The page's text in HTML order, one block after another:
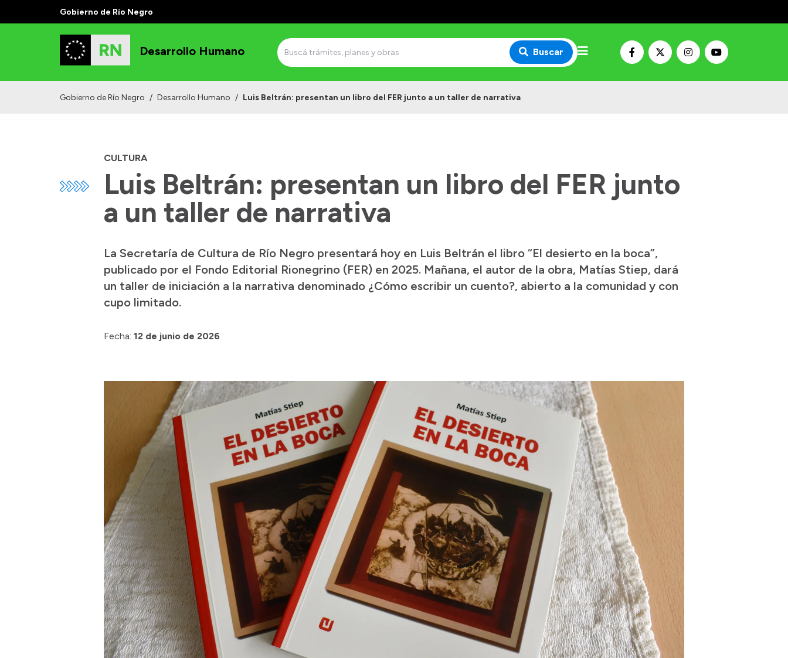
Gobierno de Río Negro
Desarrollo Humano Buscar
Gobierno de Río Negro / Desarrollo Humano / Luis Beltrán: presentan un libro del FER junto a un taller de narrativa
CULTURA
Luis Beltrán: presentan un libro del FER junto
a un taller de narrativa
La Secretaría de Cultura de Río Negro presentará hoy en Luis Beltrán el libro “El desierto en la boca”,
publicado por el Fondo Editorial Rionegrino (FER) en 2025. Mañana, el autor de la obra, Matías Stiep, dará
un taller de iniciación a la narrativa denominado ¿Cómo escribir un cuento?, abierto a la comunidad y con
cupo limitado.
Fecha: 12 de junio de 2026